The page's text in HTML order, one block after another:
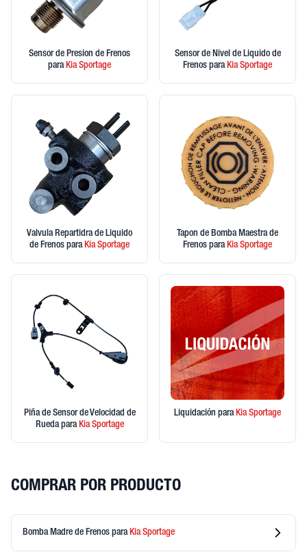
Sensor de Presion de Frenos
paraKiaSportage
Sensor de Nivel de Liquido de
Frenos paraKiaSportage
Valvula Repartidra de Liquido
de Frenos paraKiaSportage
Tapon de Bomba Maestra de
Frenos paraKiaSportage
Piña de Sensor de Velocidad de
Rueda paraKiaSportage
Liquidación paraKiaSportage
COMPRAR POR PRODUCTO
Bomba Madre de Frenos para KiaSportage